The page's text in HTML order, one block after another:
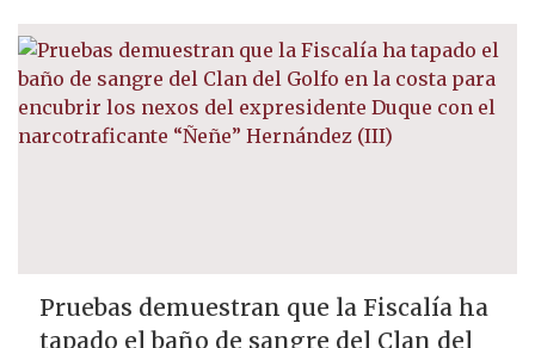
Pruebas demuestran que la Fiscalía ha
tapado el baño de sangre del Clan del